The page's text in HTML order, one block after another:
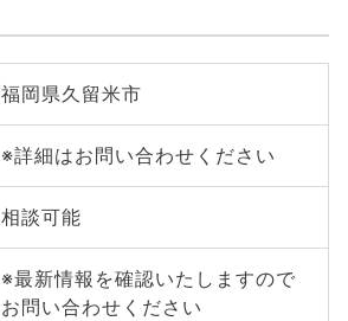
福岡県久留米市
※詳細はお問い合わせください
相談可能
※最新情報を確認いたしますので
お問い合わせください